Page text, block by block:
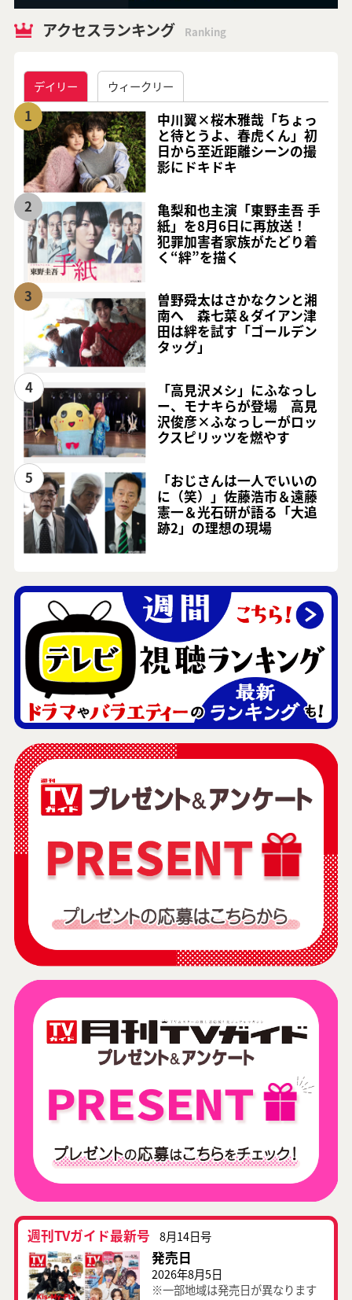
アクセスランキング Ranking
デイリー ウィークリー
1
中川翼×桜木雅哉「ちょっ
と待とうよ、春虎くん」初
日から至近距離シーンの撮
影にドキドキ
2
亀梨和也主演「東野圭吾 手
紙」を8月6日に再放送！
犯罪加害者家族がたどり着
く“絆”を描く
3
曽野舜太はさかなクンと湘
南へ 森七菜＆ダイアン津
田は絆を試す「ゴールデン
タッグ」
4
「高見沢メシ」にふなっし
ー、モナキらが登場 高見
沢俊彦×ふなっしーがロッ
クスピリッツを燃やす
5
「おじさんは一人でいいの
に（笑）」佐藤浩市＆遠藤
憲一＆光石研が語る「大追
跡2」の理想の現場
週刊TVガイド最新号 8月14日号
発売日
2026年8月5日
※一部地域は発売日が異なります